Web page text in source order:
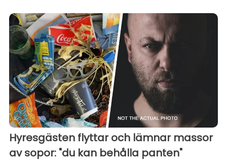
Hyresgästen flyttar och lämnar massor
av sopor: "du kan behålla panten"